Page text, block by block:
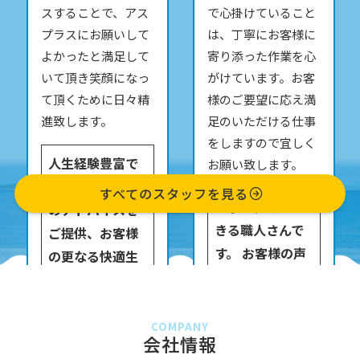
スすることで、アス
プラスにお願いして
よかったと満足して
いて頂き笑顔になっ
て頂くために日々精
進致します。
人生経験豊富で
様々な角度から
のアドバイスを
ご提供、お客様
の更なる快適生
で心掛けていること
は、丁寧にお客様に
寄り添った作業を心
がけています。お客
様のご要望に応え満
足のいただける仕事
をしますので宜しく
お願い致します。
丁寧な仕事がで
きる職人さんで
す。 お客様の声
吉田です。
すべてのスタッフを見る
COMPANY
会社情報